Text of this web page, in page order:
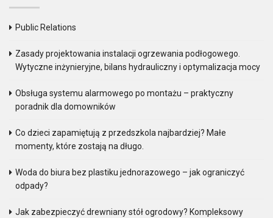
Public Relations
Zasady projektowania instalacji ogrzewania podłogowego.
Wytyczne inżynieryjne, bilans hydrauliczny i optymalizacja mocy
Obsługa systemu alarmowego po montażu – praktyczny
poradnik dla domowników
Co dzieci zapamiętują z przedszkola najbardziej? Małe
momenty, które zostają na długo.
Woda do biura bez plastiku jednorazowego – jak ograniczyć
odpady?
Jak zabezpieczyć drewniany stół ogrodowy? Kompleksowy